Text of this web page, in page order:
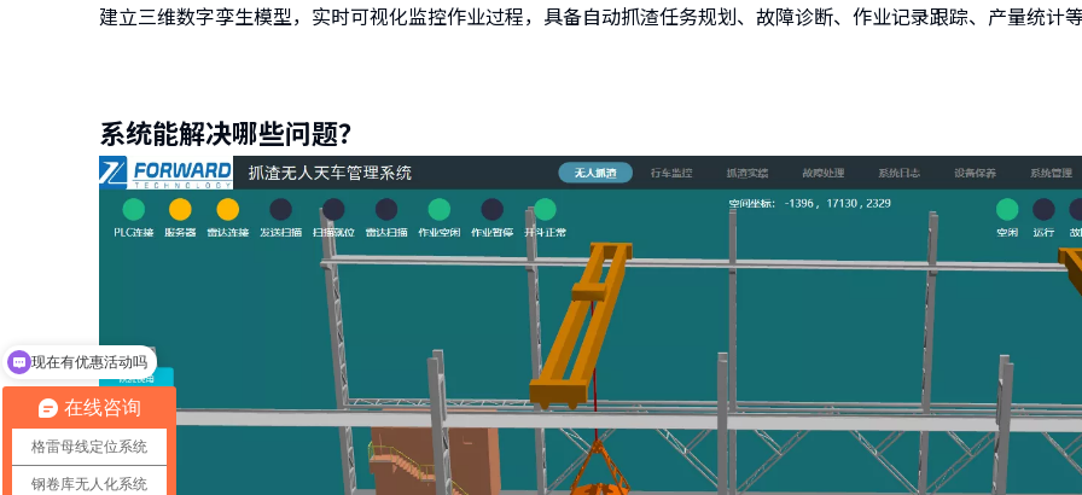
建立三维数字孪生模型，实时可视化监控作业过程，具备自动抓渣任务规划、故障诊断、作业记录跟踪、产量统计
系统能解决哪些问题？
在线咨询
格雷母线定位系统
钢卷库无人化系统
可以介绍下你们的产品么